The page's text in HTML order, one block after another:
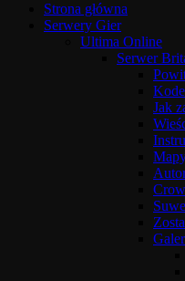
Strona główna
Serwery Gier
Ultima Online
Serwer
Jak